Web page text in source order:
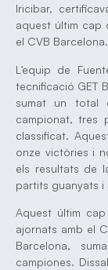
Iricibar,
aquest últim cap
el CVB Barcelona.
L’equip de
tecnificació GET
sumat un total
campionat, tres
classificat.
onze victòries i
els resultats de
partits guanyats i
Aquest últim
ajornats amb el
Barcelona,
campiones.